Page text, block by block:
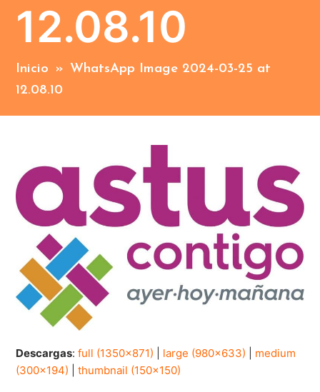
12.08.10
Inicio » WhatsApp Image 2024-03-25 at
12.08.10
Descargas:full (1350x871) large (980x633)
medium
(300x194) |thumbnail (150x150)